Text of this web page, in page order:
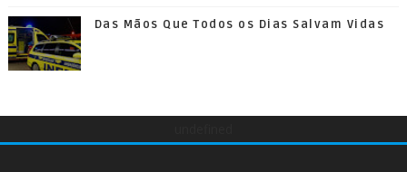
Das Mãos Que Todos os Dias Salvam Vidas